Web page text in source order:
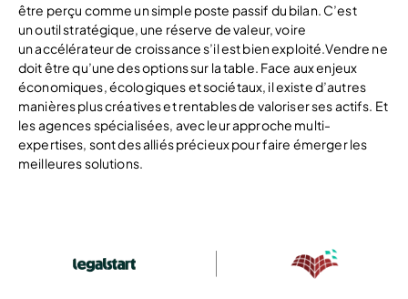
être perçu comme un simple poste passif du bilan. C’est
un outil stratégique, une réserve de valeur, voire
un accélérateur de croissance s’il est bien exploité.Vendre ne
doit être qu’une des options sur la table. Face aux enjeux
économiques, écologiques et sociétaux, il existe d’autres
manières plus créatives et rentables de valoriser ses actifs. Et
les agences spécialisées, avec leur approche multi-
expertises, sont des alliés précieux pour faire émerger les
meilleures solutions.